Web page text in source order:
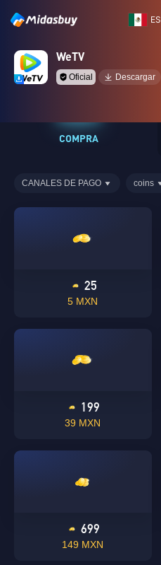
ES
WeTV
Oficial Descargar
COMPRA
CANALES DE PAGO coins
25
5 MXN
199
39 MXN
699
149 MXN